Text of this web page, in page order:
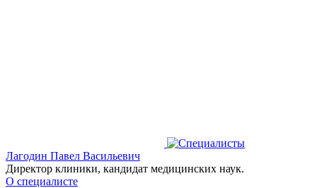
Лагодин Павел Васильевич
Директор клиники, кандидат медицинских наук.
О специалисте